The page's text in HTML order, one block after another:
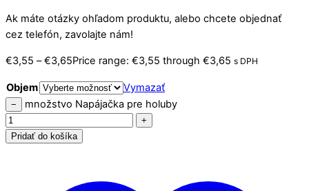
Ak máte otázky ohľadom produktu, alebo chcete objednať
cez telefón, zavolajte nám!
€3,55 – €3,65Price range: €3,55 through €3,65 s DPH
Objem Vymazať
− množstvo Napájačka pre holuby
+
Pridať do košíka